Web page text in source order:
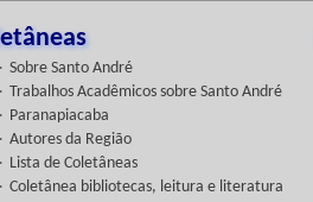
Sobre Santo André
Trabalhos Acadêmicos sobre Santo André
Paranapiacaba
Autores da Região
Lista de Coletâneas
Coletânea bibliotecas, leitura e literatura